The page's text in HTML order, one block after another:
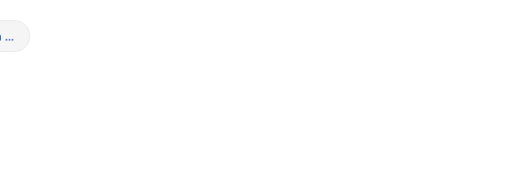
Perdita della libido (a causa sei DCA)